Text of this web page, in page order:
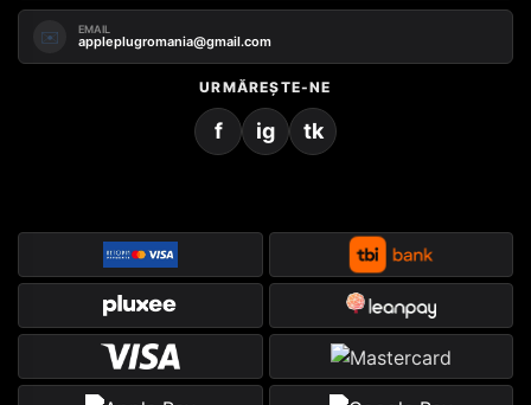
✉️ EMAIL
appleplugromania@gmail.com
URMĂREȘTE-NE
f ig tk